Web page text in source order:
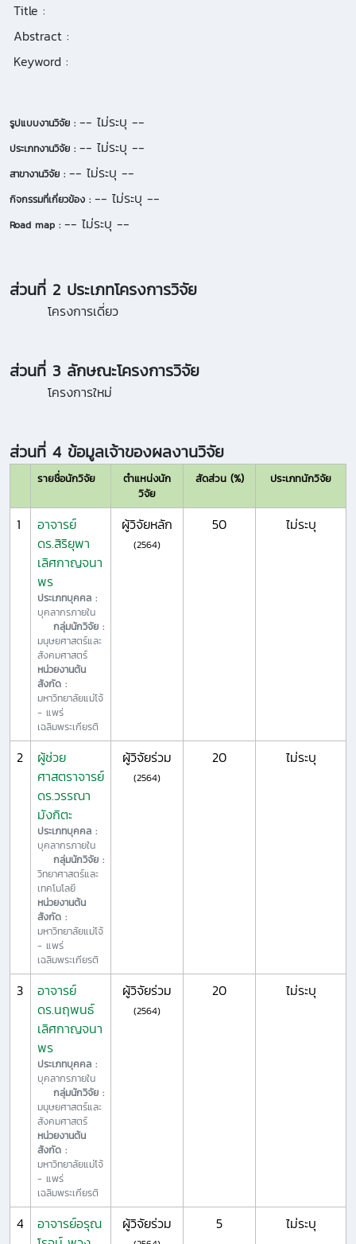
Title :
Abstract :
Keyword :
รูปแบบงานวิจัย : -- ไม่ระบุ --
ประเภทงานวิจัย : -- ไม่ระบุ --
สาขางานวิจัย : -- ไม่ระบุ --
กิจกรรมที่เกี่ยวข้อง : -- ไม่ระบุ --
Road map : -- ไม่ระบุ --
ส่วนที่ 2 ประเภทโครงการวิจัย
โครงการเดี่ยว
ส่วนที่ 3 ลักษณะโครงการวิจัย
โครงการใหม่
ส่วนที่ 4 ข้อมูลเจ้าของผลงานวิจัย
รายชื่อนักวิจัย
ตำแหน่งนัก
วิจัย
สัดส่วน (%) ประเภทนักวิจัย
1
อาจารย์
ดร.สิริยุพา
เลิศกาญจนา
พร
ประเภทบุคคล :
บุคลากรภายใน
กลุ่มนักวิจัย :
มนุษยศาสตร์และ
สังคมศาสตร์
หน่วยงานต้น
สังกัด :
มหาวิทยาลัยแม่โจ้
- แพร่
เฉลิมพระเกียรติ
ผู้วิจัยหลัก
(2564)
50 ไม่ระบุ
2
ผู้ช่วย
ศาสตราจารย์
ดร.วรรณา
มังกิตะ
ประเภทบุคคล :
บุคลากรภายใน
กลุ่มนักวิจัย :
วิทยาศาสตร์และ
เทคโนโลยี
หน่วยงานต้น
สังกัด :
มหาวิทยาลัยแม่โจ้
- แพร่
เฉลิมพระเกียรติ
ผู้วิจัยร่วม
(2564)
20 ไม่ระบุ
3
อาจารย์
ดร.นฤพนธ์
เลิศกาญจนา
พร
ประเภทบุคคล :
บุคลากรภายใน
กลุ่มนักวิจัย :
มนุษยศาสตร์และ
สังคมศาสตร์
หน่วยงานต้น
สังกัด :
มหาวิทยาลัยแม่โจ้
- แพร่
เฉลิมพระเกียรติ
ผู้วิจัยร่วม
(2564)
20 ไม่ระบุ
4
อาจารย์อรุณ
ผู้วิจัยร่วม 5 ไม่ระบุ